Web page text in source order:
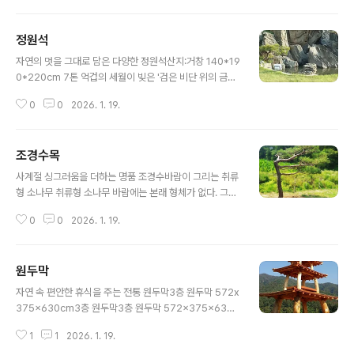
돌의자평원석 돌의자평원석 돌의자 좌석 밑에 펼쳐진 호수
와 들판: 단양석 평원석 의자이 작품은 "앉아서 쉬는 의자
이자, 바라보며 즐기는 산수경석"입니다. 거친 자연석의 껍
연출한 점이 압권입니다.1. 평원의 미학: 여백과 쉼수석 용
정원석
자연의 멋을 그대로 담은 다양한 정원석산지:거창 140*19
0*220cm 7톤 억겁의 세월이 빚은 '검은 비단 위의 금빛
듬어낸 **'시간의 조각'**이자, 인위적인 가공 없이 자연
하는 명석(名石)입니다.1. 색(色)과 질(質)의 강렬한 대비:
흑(黑)과 금(金)의 조화가장 먼저 눈길을 사로잡는 것은 *
*돌의 피부(Skin)**입니다. 묵직하고 깊이 있는 검은색
연상시킵니다. 그 위를 타고 흐르는 황금빛과 흰색이 섞인
0 0 2026. 1. 19.
조경수목
사계절 싱그러움을 더하는 명품 조경수바람이 그리는 취류
형 소나무 취류형 소나무 바람에는 본래 형체가 없다. 그저
지만 나는 오늘, 저 벼랑 끝에 선 소나무 한 그루에서 분명
붓과 같았다. 보이지 않는 대기의 흐름을 타고 허공에 초록
색 획을 그어놓은 듯, 줄기와 가지가 온통 한쪽으로 쏠려 있
었다. 흡사 머리카락을 길게 풀어헤치고 거센 폭풍우를 온
나무는 멈춰 있었으나, 내 눈에는 끊임없이 흔들리고 있는
0 0 2026. 1. 19.
원두막
자연 속 편안한 휴식을 주는 전통 원두막3층 원두막 572x
375x630cm3층 원두막3층 원두막 572x375x630c
분석독특한 구조: 가장 눈에 띄는 특징은 곡선형 기둥입니
1 1 2026. 1. 19.